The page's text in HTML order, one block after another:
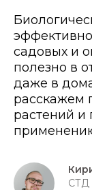
СТД
садовых и
полезно в
даже в
расскажем
растений и